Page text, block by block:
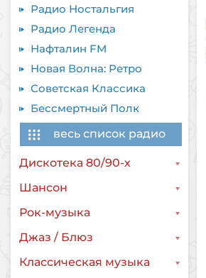
Радио Ностальгия
Радио Легенда
Нафталин FM
Новая Волна: Ретро
Советская Классика
Бессмертный Полк
весь список радио
Дискотека 80/90-х
Шансон
Рок-музыка
Джаз / Блюз
Классическая музыка